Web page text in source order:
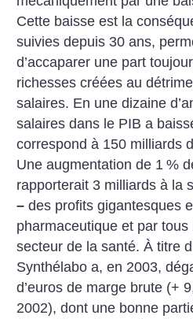
Cette baisse est la
suivies depuis 30 ans,
d’accaparer une part
richesses créées au
salaires. En une dizaine
salaires dans le PIB a
correspond à 150 milliards
Une augmentation de 1 %
rapporterait 3 milliards à la
– des profits gigantesques
pharmaceutique et par tous
secteur de la santé. À titre
Synthélabo a, en 2003,
d’euros de marge brute (+
2002), dont une bonne